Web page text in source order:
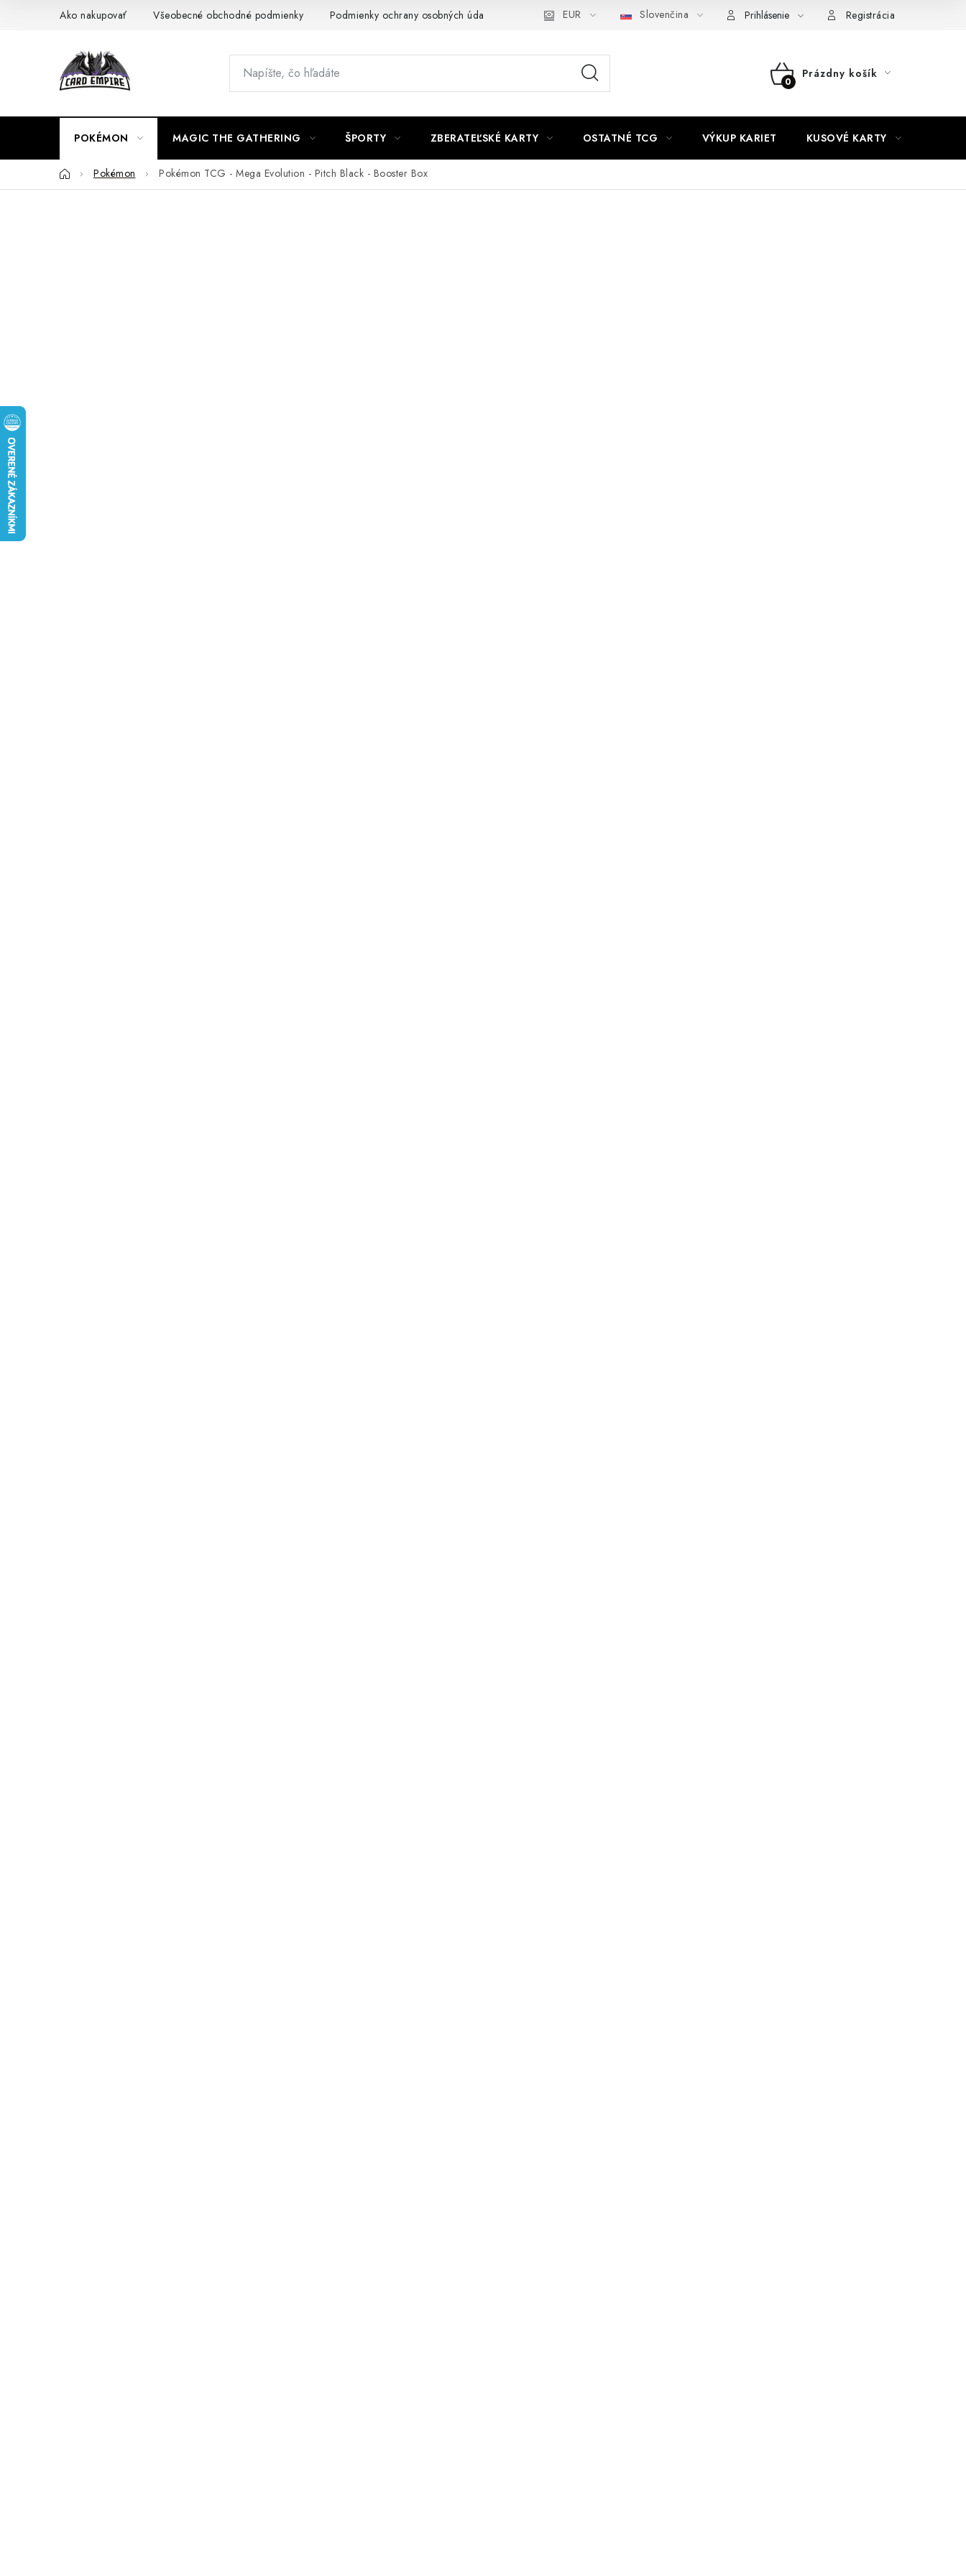
Ako nakupovať Všeobecné obchodné podmienky Podmienky ochrany osobných údajov a poučenie o Cookies Kontakty Doprava a platba Práca v CardEmpire
EUR Slovenčina Prihlásenie Registrácia
NÁKUPNÝ
Prázdny košík
POKÉMON MAGIC THE GATHERING ŠPORTY ZBERATEĽSKÉ KARTY OSTATNÉ TCG VÝKUP KARIET KUSOVÉ KARTY
DomovPokémon Pokémon TCG - Mega Evolution - Pitch Black - Booster Box